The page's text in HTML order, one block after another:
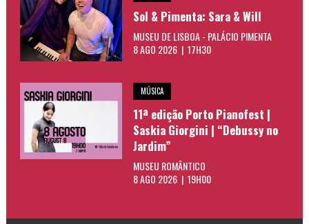
Sol & Pimenta: Sara & Will
MUSEU DE LISBOA - PALÁCIO PIMENTA
8 AGO 2026 | 17H30
MÚSICA
11ª edição Porto Pianofest |
Saskia Giorgini | “Debussy no
Jardim”
MUSEU ROMÂNTICO
8 AGO 2026 | 19H00